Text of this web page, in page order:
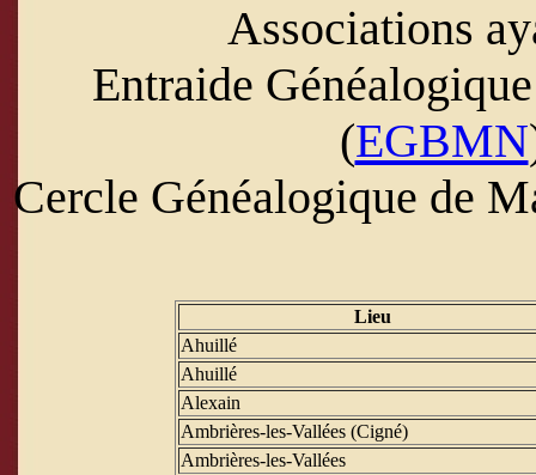
Associations
Entraide
(EGBMN
Cercle Généalogique de
Lieu
Ahuillé
Ahuillé
Alexain
Ambrières-les-Vallées (Cigné)
Ambrières-les-Vallées